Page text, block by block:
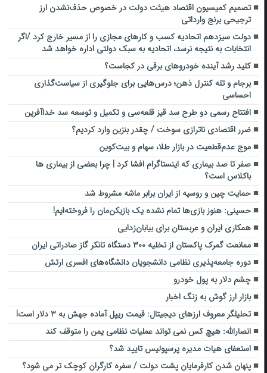
تصمیم کمیسیون اقتصاد هیئت دولت در خصوص حذف‌نشدن ارز
ترجیحی برنج وارداتی
دولت سیزدهم اتحادیه کسب و کارهای مجازی را از مسیر خارج کرد /اگر
انتخابات به نتیجه نرسد، اتحادیه‌ به سبک دولتی اداره خواهد شد
کلید رشد آینده خودروهای برقی در کجاست؟
برجام و تله کنترل ذهن؛ درس‌هایی برای جلوگیری از سیاست‌گذاری
احساسی
افتتاح رسمی دو طرح سد قیز قلعه‌سی و تکمیل و توسعه سد خداآفرین
ضرر اقتصادی ناترازی سوخت / چقدر بنزین وارد کردیم؟
موج عدم‌قطعیت در بازار طلا، سهام و بیت‌کوین
صفر تا صد بیماری که اینستاگرام افشا کرد | چرا بعضی از بیماری ها
باکلاس است؟
حمایت چین و روسیه از ایران برابر ماشه مشروط شد
حسینی: هنوز بازی‌ها تمام نشده یک بازیکن‌مان را فروخته‌ایم!
همکاری ایران و عربستان برای بیابان‌زدایی
ممانعت گمرک پاکستان از تخلیه ۳۰۰ دستگاه تانکر گاز صادراتی ایران
دوره جامعه‌پذیری نظامی دانشجویان دانشگاه‌های افسری ارتش
چشم دلار به پول خودرو
بازار ارز گوش به زنگ اخبار
تحلیلگر معروف ارز‌های دیجیتال: قیمت ریپل آماده جهش به ۳ دلار است!
انصارالله: هیچ کس نمی تواند عملیات نظامی یمن را متوقف کند
استعفای هیات مدیره پرسپولیس تایید شد؟
پنهان شدن کارفرمایان پشت دولت / سفره کارگران کوچک تر می شود؟